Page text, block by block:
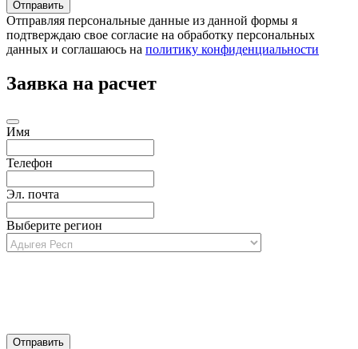
Отправляя персональные данные из данной формы я
подтверждаю свое согласие на обработку персональных
данных и соглашаюсь на политику конфиденциальности
Заявка на расчет
Имя
Телефон
Эл. почта
Выберите регион